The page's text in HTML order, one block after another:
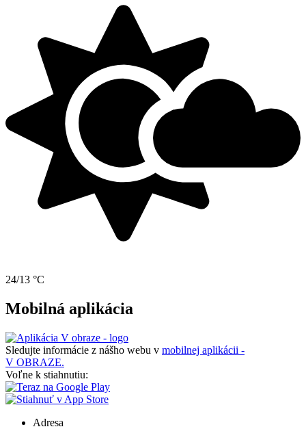
24/13 °C
Mobilná aplikácia
Sledujte informácie z nášho webu v mobilnej aplikácii -
V OBRAZE.
Voľne k stiahnutiu:
Adresa